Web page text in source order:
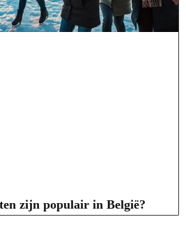
zijn populair in België?